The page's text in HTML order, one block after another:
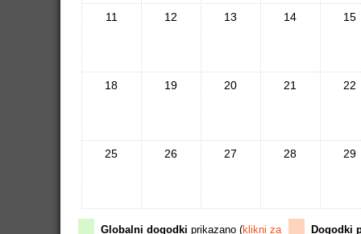
11 12 13 14 15
18 19 20 21 22
25 26 27 28 29
Globalni dogodki prikazano (klikni za
Dogodki